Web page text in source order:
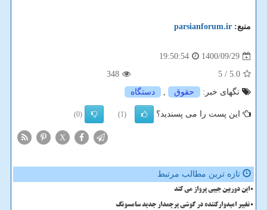
منبع: parsianforum.ir
1400/09/29
19:50:54
5.0
/ 5
348
تگهای خبر:
حقوق , دستگاه
این پست را می پسندید؟ (1)
(0)
X
تازه ترین مطالب مرتبط
این دوربین جیبی پرواز می کند
تغییر امیدوارکننده در گوشی پرچمدار جدید سامسونگ